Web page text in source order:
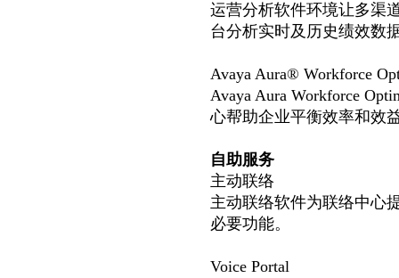
运营分析软件环境让多渠
台分析实时及历史绩效数
Avaya Aura® Workforce
Avaya Aura Workforce
心帮助企业平衡效率和效
自助服务
主动联络
主动联络软件为联络中心
必要功能。
Voice Portal